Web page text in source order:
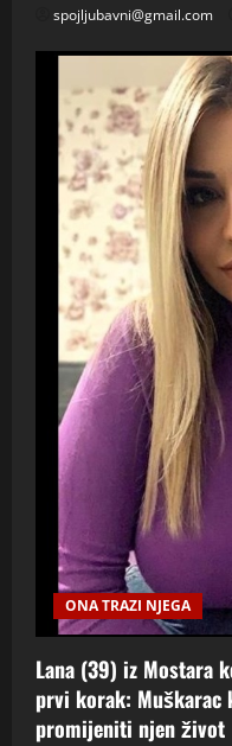
spojljubavni@gmail.com
ONA TRAZI NJEGA
Lana (39) iz Mostara
prvi korak:
promijeniti njen život